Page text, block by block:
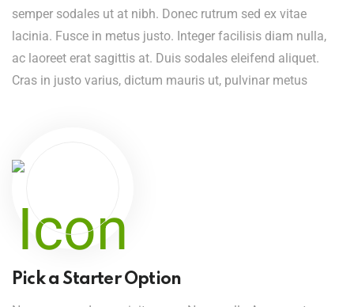
semper sodales ut at nibh. Donec rutrum sed ex vitae
lacinia. Fusce in metus justo. Integer facilisis diam nulla,
ac laoreet erat sagittis at. Duis sodales eleifend aliquet.
Cras in justo varius, dictum mauris ut, pulvinar metus
Pick a Starter Option